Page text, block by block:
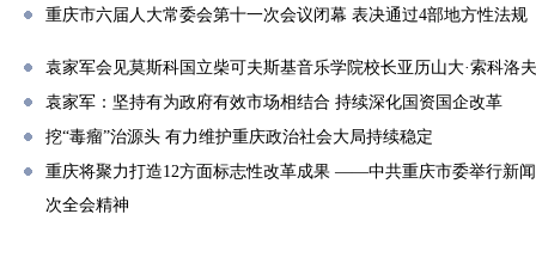
重庆市六届人大常委会第十一次会议闭幕 表决通过4部地方性法规
袁家军会见莫斯科国立柴可夫斯基音乐学院校长亚历山大·索科洛
袁家军：坚持有为政府有效市场相结合 持续深化国资国企改革
挖“毒瘤”治源头 有力维护重庆政治社会大局持续稳定
重庆将聚力打造12方面标志性改革成果 ——中共重庆市委举行新
次全会精神